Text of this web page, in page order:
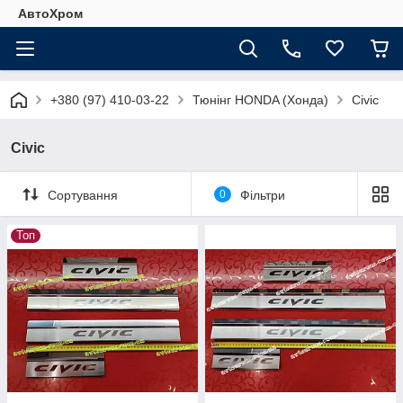
АвтоХром
+380 (97) 410-03-22 Тюнінг HONDA (Хонда) Civic
Civic
Сортування 0 Фільтри
Топ